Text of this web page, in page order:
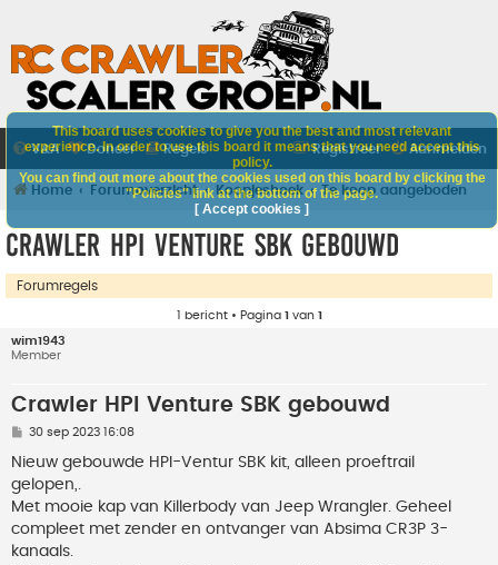
V&A Doneer Regels Aanmelden
Registreer
Home Forumoverzicht Koopjeshoek Te koop aangeboden
Crawler HPI Venture SBK gebouwd
Forumregels
1 bericht • Pagina 1van 1
wim1943
Member
Crawler HPI Venture SBK gebouwd
B
r
c
h
30 sep 2023 16:08
Nieuw gebouwde HPI-Ventur SBK kit, alleen proeftrail
gelopen,.
Met mooie kap van Killerbody van Jeep Wrangler. Geheel
compleet met zender en ontvanger van Absima CR3P 3-
kanaals.
This board uses cookies to give you the best and most relevant
experience. In order to use this board it means that you need accept this
policy.
You can find out more about the cookies used on this board by clicking the
"Policies" link at the bottom of the page.
[ Accept cookies ]